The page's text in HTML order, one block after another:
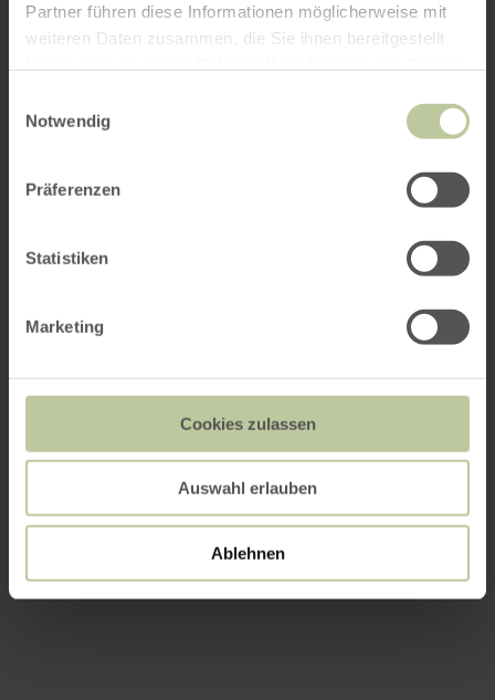
Partner führen diese Informationen möglicherweise mit
weiteren Daten zusammen, die Sie ihnen bereitgestellt
Notwendig
Präferenzen
Statistiken
Marketing
Cookies zulassen
Auswahl erlauben
Ablehnen